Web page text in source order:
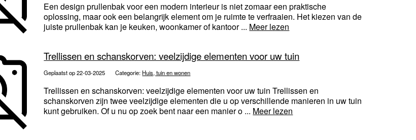
Een design prullenbak voor een modern interieur is niet zomaar een praktische
oplossing, maar ook een belangrijk element om je ruimte te verfraaien. Het kiezen van de
juiste prullenbak kan je keuken, woonkamer of kantoor ... Meer lezen
Trellissen en schanskorven: veelzijdige elementen voor uw tuin
Geplaatst op 22-03-2025 Categorie: Huis, tuin en wonen
Trellissen en schanskorven: veelzijdige elementen voor uw tuin Trellissen en
schanskorven zijn twee veelzijdige elementen die u op verschillende manieren in uw tuin
kunt gebruiken. Of u nu op zoek bent naar een manier o ... Meer lezen